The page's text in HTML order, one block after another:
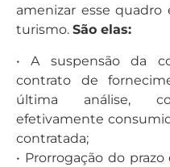
amenizar esse
turismo. São elas:
• A suspensão da
contrato de
última análise,
efetivamente
contratada;
• Prorrogação do